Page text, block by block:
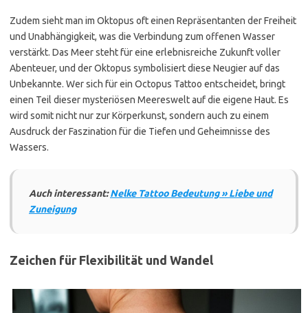
Zudem sieht man im Oktopus oft einen Repräsentanten der Freiheit
und Unabhängigkeit, was die Verbindung zum offenen Wasser
verstärkt. Das Meer steht für eine erlebnisreiche Zukunft voller
Abenteuer, und der Oktopus symbolisiert diese Neugier auf das
Unbekannte. Wer sich für ein Octopus Tattoo entscheidet, bringt
einen Teil dieser mysteriösen Meereswelt auf die eigene Haut. Es
wird somit nicht nur zur Körperkunst, sondern auch zu einem
Ausdruck der Faszination für die Tiefen und Geheimnisse des
Wassers.
Auch interessant:Nelke Tattoo Bedeutung » Liebe und
Zuneigung
Zeichen für Flexibilität und Wandel